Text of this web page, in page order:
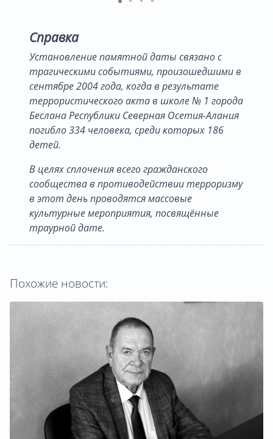
Справка
Установление памятной даты связано с
трагическими событиями, произошедшими в
сентябре 2004 года, когда в результате
террористического акта в школе № 1 города
Беслана Республики Северная Осетия-Алания
погибло 334 человека, среди которых 186
детей.
В целях сплочения всего гражданского
сообщества в противодействии терроризму
в этот день проводятся массовые
культурные мероприятия, посвящённые
траурной дате.
Похожие новости: